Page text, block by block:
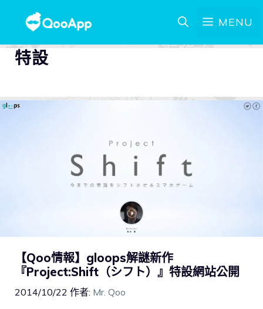
MENU
特設
【Qoo情報】gloops解謎新作
『Project:Shift（シフト）』特設網站公開
2014/10/22 作者: Mr. Qoo